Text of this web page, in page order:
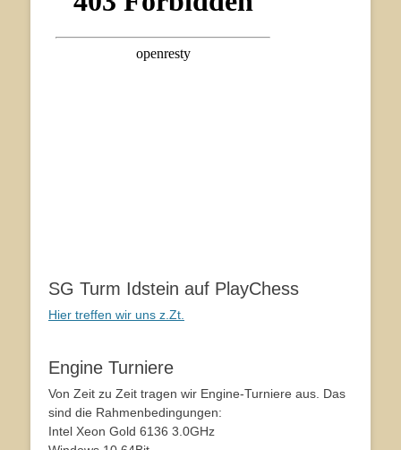
SG Turm Idstein auf PlayChess
Hier treffen wir uns z.Zt.
Engine Turniere
Von Zeit zu Zeit tragen wir Engine-Turniere aus. Das
sind die Rahmenbedingungen:
Intel Xeon Gold 6136 3.0GHz